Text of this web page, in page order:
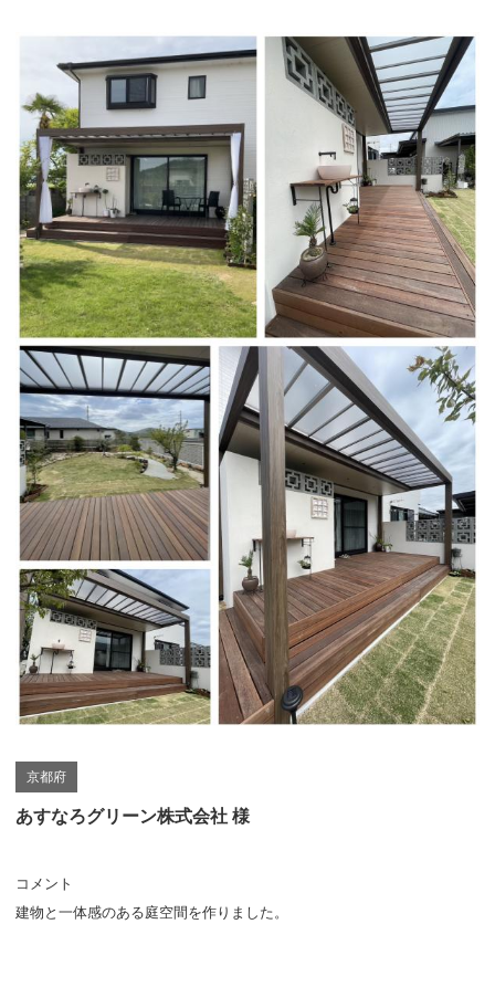
京都府
あすなろグリーン株式会社 様
コメント
建物と一体感のある庭空間を作りました。